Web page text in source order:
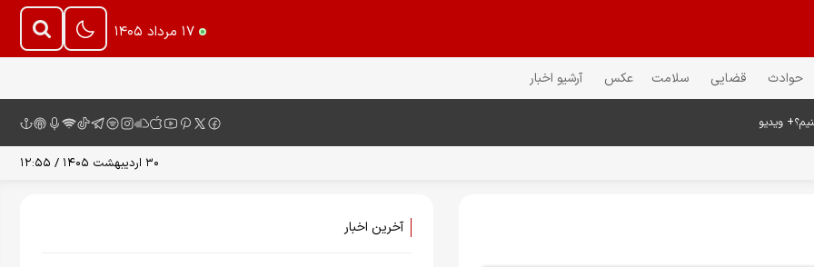
۱۷ مرداد ۱۴۰۵
حوادث قضایی سلامت عکس آرشیو اخبار
ویدیو
۳۰ اردیبهشت ۱۴۰۵ / ۱۲:۵۵
آخرین اخبار